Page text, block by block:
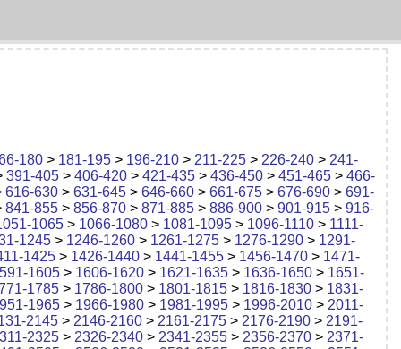
180 > 181-195 > 196-210 > 211-225 > 226-240 > 241-
391-405 > 406-420 > 421-435 > 436-450 > 451-465 > 466-
616-630 > 631-645 > 646-660 > 661-675 > 676-690 > 691-
841-855 > 856-870 > 871-885 > 886-900 > 901-915 > 916-
1065 > 1066-1080 > 1081-1095 > 1096-1110 > 1111-
1245 > 1246-1260 > 1261-1275 > 1276-1290 > 1291-
1425 > 1426-1440 > 1441-1455 > 1456-1470 > 1471-
1605 > 1606-1620 > 1621-1635 > 1636-1650 > 1651-
1785 > 1786-1800 > 1801-1815 > 1816-1830 > 1831-
1965 > 1966-1980 > 1981-1995 > 1996-2010 > 2011-
2145 > 2146-2160 > 2161-2175 > 2176-2190 > 2191-
2325 > 2326-2340 > 2341-2355 > 2356-2370 > 2371-